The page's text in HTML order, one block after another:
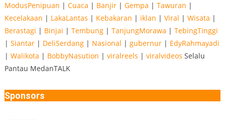
ModusPenipuan | Cuaca | Banjir| Gempa | Tawuran |
Kecelakaan | LakaLantas | Kebakaran | iklan | Viral | Wisata |
Berastagi | Binjai | Tembung| TanjungMorawa | TebingTinggi
| Siantar| DeliSerdang| Nasional | gubernur| EdyRahmayadi
| Walikota | BobbyNasution | viralreels | viralvideos Selalu
Pantau MedanTALK
Sponsors